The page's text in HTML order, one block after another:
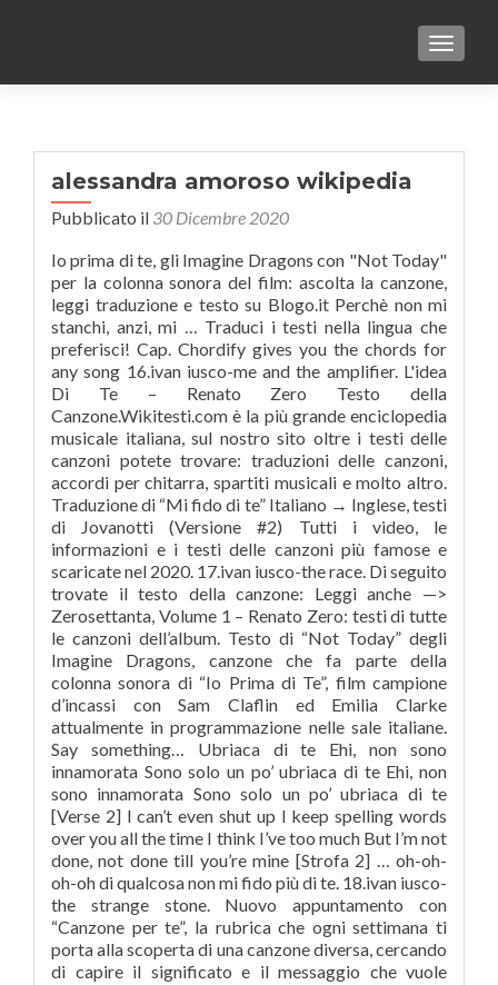
alessandra amoroso wikipedia
Pubblicato il 30 Dicembre 2020
Io prima di te, gli Imagine Dragons con "Not Today"
per la colonna sonora del film: ascolta la canzone,
leggi traduzione e testo su Blogo.it Perchè non mi
stanchi, anzi, mi … Traduci i testi nella lingua che
preferisci! Cap. Chordify gives you the chords for
any song 16.ivan iusco-me and the amplifier. L'idea
Di Te – Renato Zero Testo della
Canzone.Wikitesti.com è la più grande enciclopedia
musicale italiana, sul nostro sito oltre i testi delle
canzoni potete trovare: traduzioni delle canzoni,
accordi per chitarra, spartiti musicali e molto altro.
Traduzione di “Mi fido di te” Italiano → Inglese, testi
di Jovanotti (Versione #2) Tutti i video, le
informazioni e i testi delle canzoni più famose e
scaricate nel 2020. 17.ivan iusco-the race. Di seguito
trovate il testo della canzone: Leggi anche —>
Zerosettanta, Volume 1 – Renato Zero: testi di tutte
le canzoni dell’album. Testo di “Not Today” degli
Imagine Dragons, canzone che fa parte della
colonna sonora di “Io Prima di Te”, film campione
d’incassi con Sam Claflin ed Emilia Clarke
attualmente in programmazione nelle sale italiane.
Say something… Ubriaca di te Ehi, non sono
innamorata Sono solo un po’ ubriaca di te Ehi, non
sono innamorata Sono solo un po’ ubriaca di te
[Verse 2] I can’t even shut up I keep spelling words
over you all the time I think I’ve too much But I’m not
done, not done till you’re mine [Strofa 2] … oh-oh-
oh-oh di qualcosa non mi fido più di te. 18.ivan iusco-
the strange stone. Nuovo appuntamento con
“Canzone per te”, la rubrica che ogni settimana ti
porta alla scoperta di una canzone diversa, cercando
di capire il significato e il messaggio che vuole